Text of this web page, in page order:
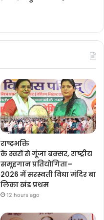
राष्ट्रभक्ति
के स्वरों से गूंजा बक्सर, राष्ट्रीय
समूहगान प्रतियोगिता–
2026 में सरस्वती विद्या मंदिर बा
लिका खंड प्रथम
12 hours ago